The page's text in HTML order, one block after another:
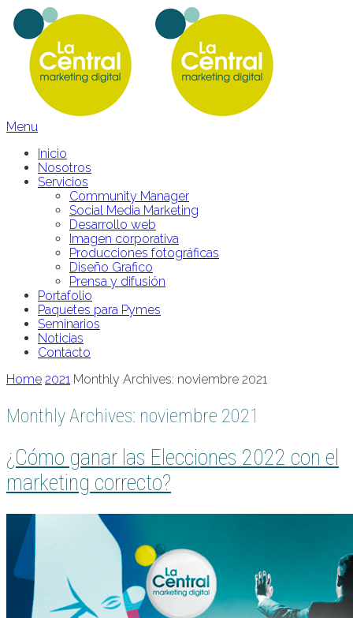
Menu
Inicio
Nosotros
Servicios
Community Manager
Social Media Marketing
Desarrollo web
Imagen corporativa
Producciones fotográficas
Diseño Grafico
Prensa y difusión
Portafolio
Paquetes para Pymes
Seminarios
Noticias
Contacto
Home 2021 Monthly Archives: noviembre 2021
Monthly Archives: noviembre 2021
¿Cómo ganar las Elecciones 2022 con el
marketing correcto?